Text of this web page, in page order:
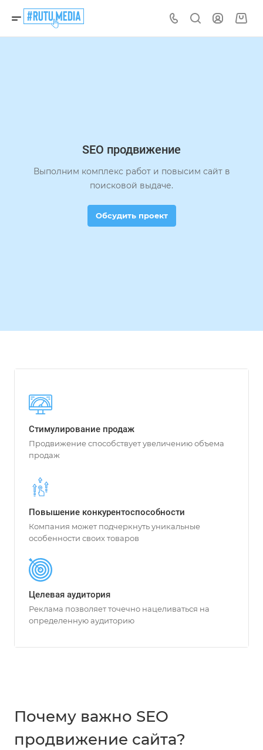
SEO продвижение
Выполним комплекс работ и повысим сайт в
поисковой выдаче.
Обсудить проект
Стимулирование продаж
Продвижение способствует увеличению объема
продаж
Повышение конкурентоспособности
Компания может подчеркнуть уникальные
особенности своих товаров
Целевая аудитория
Реклама позволяет точечно нацеливаться на
определенную аудиторию
Почему важно SEO
продвижение сайта?